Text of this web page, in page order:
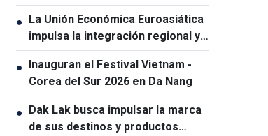
ley de sanciones contra Rusia
● La Unión Económica Euroasiática
impulsa la integración regional y
amplía la cooperación con sus
socios
● Inauguran el Festival Vietnam -
Corea del Sur 2026 en Da Nang
● Dak Lak busca impulsar la marca
de sus destinos y productos